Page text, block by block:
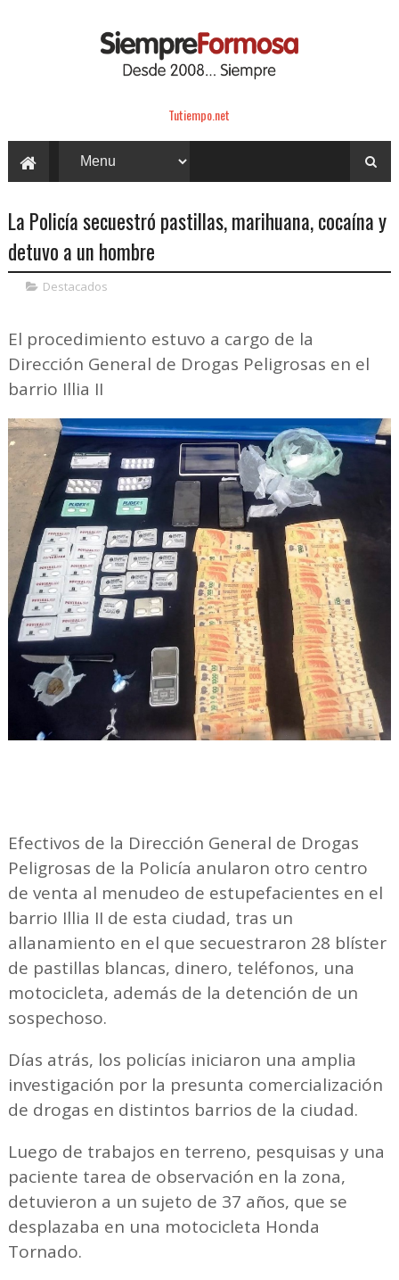
Tutiempo.net
La Policía secuestró pastillas, marihuana, cocaína y
detuvo a un hombre
Destacados
El procedimiento estuvo a cargo de la
Dirección General de Drogas Peligrosas en el
barrio Illia II
Efectivos de la Dirección General de Drogas
Peligrosas de la Policía anularon otro centro
de venta al menudeo de estupefacientes en el
barrio Illia II de esta ciudad, tras un
allanamiento en el que secuestraron 28 blíster
de pastillas blancas, dinero, teléfonos, una
motocicleta, además de la detención de un
sospechoso.
Días atrás, los policías iniciaron una amplia
investigación por la presunta comercialización
de drogas en distintos barrios de la ciudad.
Luego de trabajos en terreno, pesquisas y una
paciente tarea de observación en la zona,
detuvieron a un sujeto de 37 años, que se
desplazaba en una motocicleta Honda
Tornado.